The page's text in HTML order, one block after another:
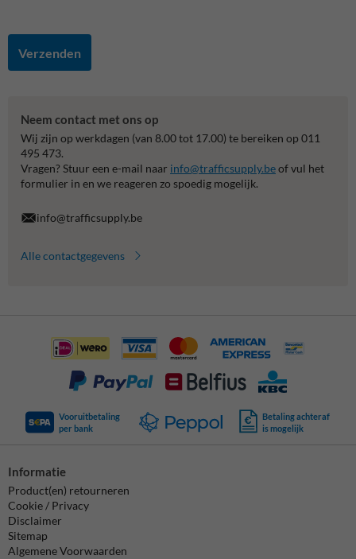
Verzenden
Neem contact met ons op
Wij zijn op werkdagen (van 8.00 tot 17.00) te bereiken op 011
495 473.
Vragen? Stuur een e-mail naar info@trafficsupply.beof vul het
formulier in en we reageren zo spoedig mogelijk.
info@trafficsupply.be
Alle contactgegevens
Vooruitbetaling
per bank
Betaling achteraf
is mogelijk
Informatie
Product(en) retourneren
Cookie / Privacy
Disclaimer
Sitemap
Algemene Voorwaarden